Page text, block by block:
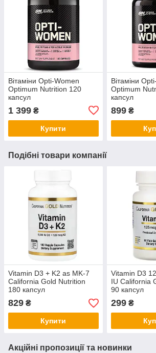
Вітаміни Opti-Women
Optimum Nutrition 120
капсул
1 399 ₴
Купити
Вітаміни
Optimum
капсул
899₴
Подібні товари компанії
Vitamin D3 + K2 as MK-7
California Gold Nutrition
180 капсул
829 ₴
Купити
Vitamin D3
IU California
90 капсул
299₴
Акційні пропозиції та новинки